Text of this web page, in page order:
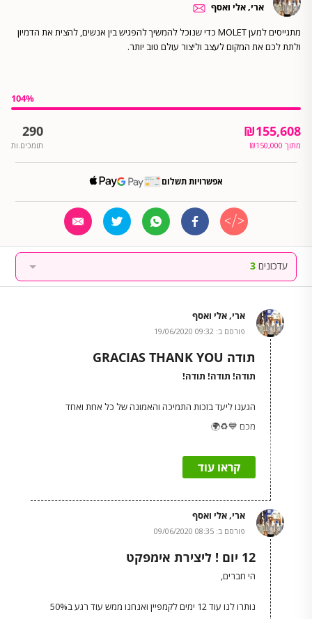
ארי, אלי ואסף
מתגייסים למען MOLET כדי שנוכל להמשיך להפגיש בין אנשים, להצית את הדמיון
ולתת לכם את המקום לעצב וליצור עולם טוב יותר.
104%
₪155,608
מתוך ₪150,000
290
תומכים.ות
אפשרויות תשלום
עדכונים 3
ארי, אלי ואסף
פורסם ב: 09:32 19/06/2020
תודה GRACIAS THANK YOU
תודה! תודה! תודה!
הגענו ליעד בזכות התמיכה והאמונה של כל אחת ואחד
מכם 💙♻️🌍
תודה שתמכתם.ן, ששיתפתם.ן ושיצרתם.ן אימפקט אישי -
סביבתי - חברתי.
והמחירים המיוחדים על מגוון הסדנאות והמוצרים שלנו
זה הלינק (זוכרים :) -
קראו עוד
ארי, אלי ואסף
פורסם ב: 08:35 09/06/2020
12 יום ! ליצירת אימפקט
הי חברים,
נותרו לנו עוד 12 ימים לקמפיין ואנחנו ממש עוד רגע ב50%